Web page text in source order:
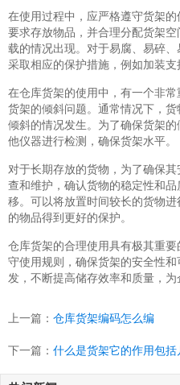
在使用过程中，应严格遵守货架
要求存放物品，并合理分配货架
载的情况出现。对于易腐、易碎
采取相应的保护措施，例如加装支
在仓库货架的使用中，有一个非
货架的倾斜问题。通常情况下，
倾斜的情况发生。为了确保货架
他仪器进行检测，确保货架水平。
对于长期存放的货物，为了确保
查和维护，确认货物的稳定性和
移。可以将放置时间较长的货物
的物品得到更好的保护。
仓库货架的合理使用具有极其重
守使用规则，确保货架的安全性
发，不断提高储存效率和质量，为
上一篇： 仓库货架编码怎么编
下一篇： 什么是货架它的作用包